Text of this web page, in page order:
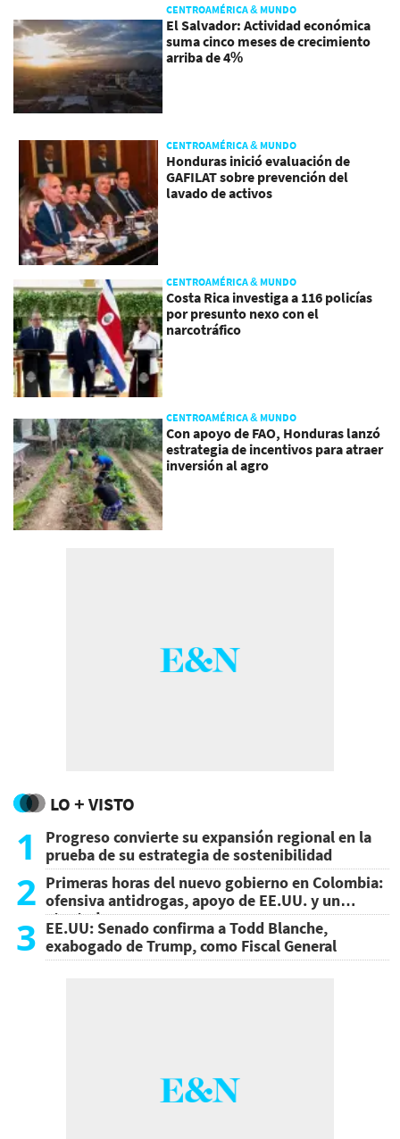
CENTROAMÉRICA & MUNDO
El Salvador: Actividad económica
suma cinco meses de crecimiento
arriba de 4%
CENTROAMÉRICA & MUNDO
Honduras inició evaluación de
GAFILAT sobre prevención del
lavado de activos
CENTROAMÉRICA & MUNDO
Costa Rica investiga a 116 policías
por presunto nexo con el
narcotráfico
CENTROAMÉRICA & MUNDO
Con apoyo de FAO, Honduras lanzó
estrategia de incentivos para atraer
inversión al agro
LO + VISTO
1
Progreso convierte su expansión regional en la
prueba de su estrategia de sostenibilidad
2 Primeras horas del nuevo gobierno en Colombia:
ofensiva antidrogas, apoyo de EE.UU. y un
atentado
3 EE.UU: Senado confirma a Todd Blanche,
exabogado de Trump, como Fiscal General